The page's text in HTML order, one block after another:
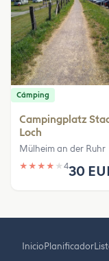
Cámping
Campingplatz
Loch
Mülheim an der Ruhr
★ ★ ★ ★ ★ 430
InicioPlanificador